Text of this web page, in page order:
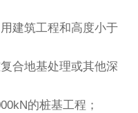
建筑工程和高度小于
合地基处理或其他深
的桩基工程；